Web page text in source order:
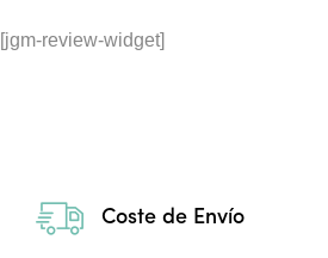
[jgm-review-widget]
Coste de Envío